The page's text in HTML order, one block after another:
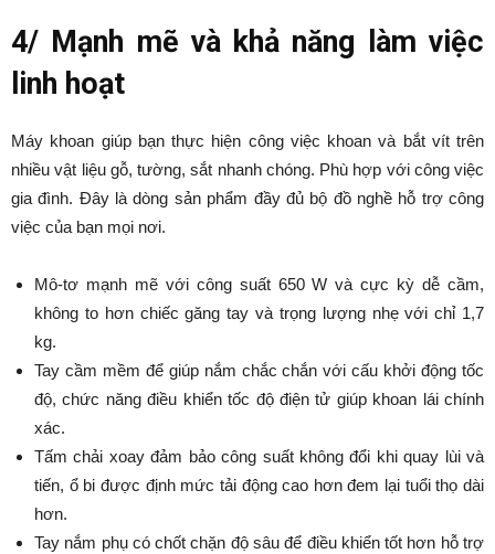
4/ Mạnh mẽ và khả năng làm việc
linh hoạt
Máy khoan giúp bạn thực hiện công việc khoan và bắt vít trên
nhiều vật liệu gỗ, tường, sắt nhanh chóng. Phù hợp với công việc
gia đình. Đây là dòng sản phẩm đầy đủ bộ đồ nghề hỗ trợ công
việc của bạn mọi nơi.
Mô-tơ mạnh mẽ với công suất 650 W và cực kỳ dễ cầm,
không to hơn chiếc găng tay và trọng lượng nhẹ với chỉ 1,7
kg.
Tay cầm mềm để giúp nắm chắc chắn với cấu khởi động tốc
độ, chức năng điều khiển tốc độ điện tử giúp khoan lái chính
xác.
Tấm chải xoay đảm bảo công suất không đổi khi quay lùi và
tiến, ổ bi được định mức tải động cao hơn đem lại tuổi thọ dài
hơn.
Tay nắm phụ có chốt chặn độ sâu để điều khiển tốt hơn hỗ trợ